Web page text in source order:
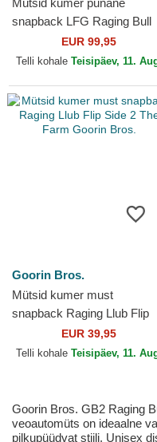
Mütsid kumer punane
snapback LFG Raging Bull
Pre-Game Seasonal The
Farm Goorin Bros.
EUR 99,95
Telli kohale Teisipäev, 11.
Goorin Bros.
Mütsid kumer must
snapback Raging Llub Flip
Side 2 The Farm Goorin
Bros.
EUR 39,95
Telli kohale Teisipäev, 11.
Goorin Bros. GB2 Raging
veoautomüts on ideaalne
pilkupüüdvat stiili. Unisex